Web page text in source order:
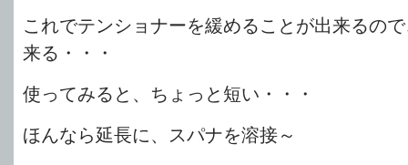
これでテンショナーを緩めることが出来るの
来る・・・
使ってみると、ちょっと短い・・・
ほんなら延長に、スパナを溶接～